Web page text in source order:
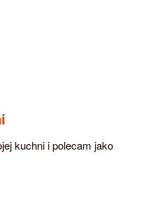
kuchni i polecam jako